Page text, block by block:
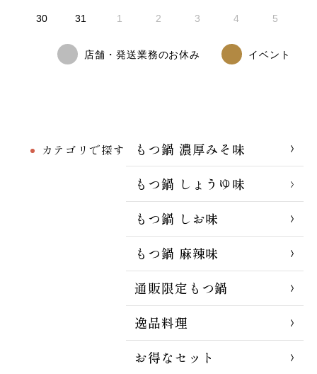
カテゴリで探す
もつ鍋 濃厚みそ味
もつ鍋 しょうゆ味
もつ鍋 しお味
もつ鍋 麻辣味
通販限定もつ鍋
逸品料理
お得なセット
30 31 1 2 3 4 5
店舗・発送業務のお休み イベント